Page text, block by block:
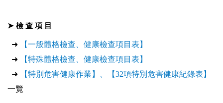
➤ 檢 查 項 目
➜
【一般體格檢查、健康檢查項目表】
➜
【特殊體格檢查、健康檢查項目表 】
➜
【特別危害健康作業 】 【32項特別危害健康紀錄表 】
一覽